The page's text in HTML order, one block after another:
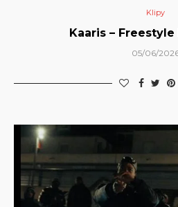
Klipy
Kaaris –
05/06/